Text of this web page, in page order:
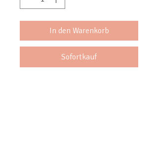
In den Warenkorb
Sofortkauf